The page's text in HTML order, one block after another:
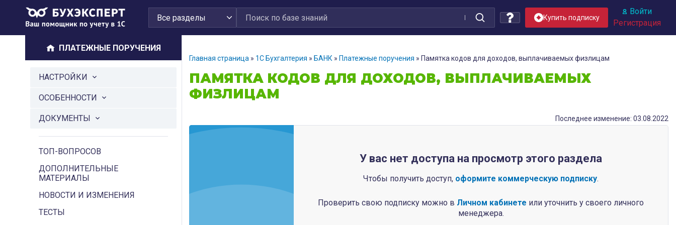
Купить подписку
Войти
Регистрация
Главная страница » 1С Бухгалтерия » БАНК » Платежные поручения » Памятка кодов для доходов, выплачиваемых физлицам
ПАМЯТКА КОДОВ ДЛЯ ДОХОДОВ, ВЫПЛАЧИВАЕМЫХ
ФИЗЛИЦАМ
Последнее изменение: 03.08.2022
У вас нет доступа на просмотр этого раздела
Чтобы получить доступ, оформите коммерческую подписку.
Проверить свою подписку можно в Личном кабинете или уточнить у своего личного
менеджера.
ПЛАТЕЖНЫЕ ПОРУЧЕНИЯ
НАСТРОЙКИ
ОСОБЕННОСТИ
ДОКУМЕНТЫ
ТОП-ВОПРОСОВ
ДОПОЛНИТЕЛЬНЫЕ
МАТЕРИАЛЫ
НОВОСТИ И ИЗМЕНЕНИЯ
ТЕСТЫ